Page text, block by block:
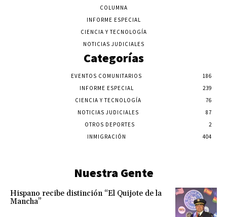
COLUMNA
INFORME ESPECIAL
CIENCIA Y TECNOLOGÍA
NOTICIAS JUDICIALES
Categorías
EVENTOS COMUNITARIOS
186
INFORME ESPECIAL
239
CIENCIA Y TECNOLOGÍA
76
NOTICIAS JUDICIALES
87
OTROS DEPORTES
2
INMIGRACIÓN
404
Nuestra Gente
Hispano recibe distinción “El Quijote de la
Mancha”